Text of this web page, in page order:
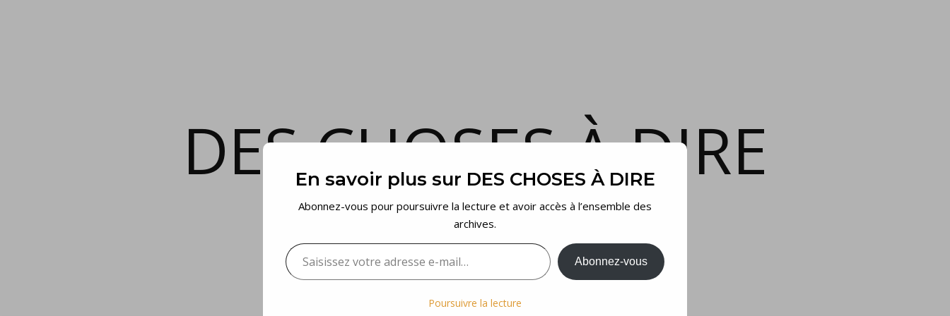
DES CHOSES À DIRE
et voilà…
En savoir plus sur DES CHOSES À DIRE
Abonnez-vous pour poursuivre la lecture et avoir accès à l’ensemble des
archives.
Saisissez votre adresse e-mail…
Abonnez-vous
Poursuivre la lecture